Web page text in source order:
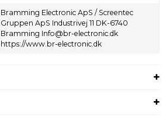
Bramming Electronic ApS / Screentec
Gruppen ApS Industrivej 11 DK-6740
Bramming Info@br-electronic.dk
https://www.br-electronic.dk